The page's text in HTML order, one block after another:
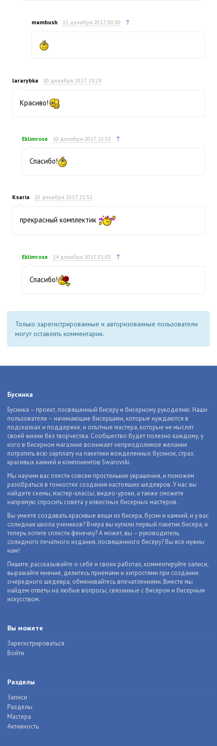
mambush 11 декабря 2017, 00:00 ↑
lararybka 10 декабря 2017, 19:29
Красиво!
Eklimrose 10 декабря 2017, 22:51 ↑
Спасибо!
Ksaria 20 декабря 2017, 21:52
прекрасный комплектик
Eklimrose 24 декабря 2017, 01:05 ↑
Спасибо!
Только зарегистрированные и авторизованные пользователи
могут оставлять комментарии.
Бусинка
Бусинка – проект, посвященный бисеру и бисерному рукоделию. Наши
пользователи – начинающие бисерщики, которые нуждаются в
подсказках и поддержке, и опытные мастера, которые не мыслят
своей жизни без творчества. Сообщество будет полезно каждому, у
кого в бисерном магазине возникает непреодолимое желание
потратить всю зарплату на пакетики вожделенных бусинок, страз,
красивых камней и компонентов Swarovski.
Мы научим вас плести совсем простенькие украшения, и поможем
разобраться в тонкостях создания настоящих шедевров. У нас вы
найдете схемы, мастер-классы, видео-уроки, а также сможете
напрямую спросить совета у известных бисерных мастеров.
Вы умеете создавать красивые вещи из бисера, бусин и камней, и у вас
солидная школа учеников? Вчера вы купили первый пакетик бисера, и
теперь хотите сплести фенечку? А может, вы – руководитель
солидного печатного издания, посвященного бисеру? Вы все нужны
нам!
Пишите, рассказывайте о себе и своих работах, комментируйте записи,
выражайте мнение, делитесь приемами и хитростями при создании
очередного шедевра, обменивайтесь впечатлениями. Вместе мы
найдем ответы на любые вопросы, связанные с бисером и бисерным
искусством.
Вы можете
Зарегистрироваться
Войти
Разделы
Записи
Разделы
Мастера
Активность